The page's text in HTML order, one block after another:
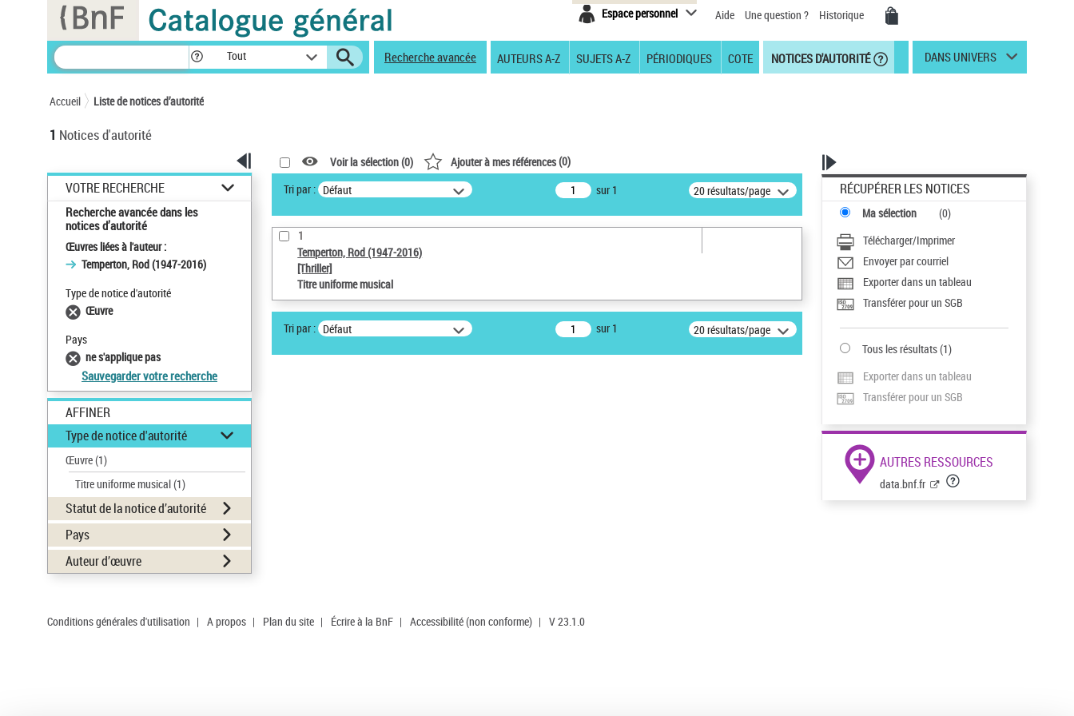
Espace personnel Aide Une question ? Historique
Tout Recherche avancée AUTEURS A-Z SUJETS A-Z PÉRIODIQUES COTE NOTICES D'AUTORITÉ DANS UNIVERS
Accueil Liste de notices d’autorité
1 Notices d'autorité
VOTRE RECHERCHE
Recherche avancée dans les
notices d’autorité
Œuvres liées à l'auteur :
Temperton, Rod (1947-2016)
Type de notice d'autorité
Œuvre
Pays
ne s'applique pas
Sauvegarder votre recherche
AFFINER
Type de notice d'autorité
Œuvre(1)
Titre uniforme musical(1)
Statut de la notice d’autorité
Pays
Auteur d’œuvre
Voir la sélection (0) Ajouter à mes références(0)
Tri par : Défaut sur 1 20 résultats/page
1
Temperton, Rod (1947-2016)
[Thriller]
Titre uniforme musical
Tri par : Défaut sur 1 20 résultats/page
RÉCUPÉRER LES NOTICES
Ma sélection (0)
Télécharger/Imprimer
Envoyer par courriel
Exporter dans un tableau
Transférer pour un SGB
Tous les résultats(1)
Exporter dans un tableau
Transférer pour un SGB
AUTRES RESSOURCES
data.bnf.fr
Conditions générales d'utilisation | A propos | Plan du site | Écrire à la BnF | Accessibilité (non conforme) | V 23.1.0
Panneau de gestion des cookies